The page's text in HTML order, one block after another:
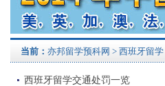
当前： 亦邦留学预科网 > 西班牙留学
西班牙留学交通处罚一览